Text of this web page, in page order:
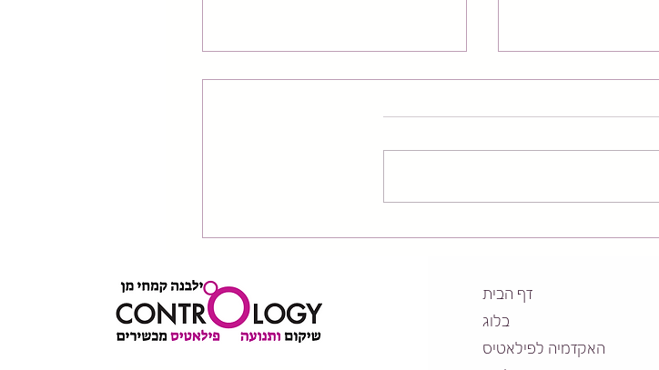
דף הבית
בלוג
האקדמיה לפילאטיס